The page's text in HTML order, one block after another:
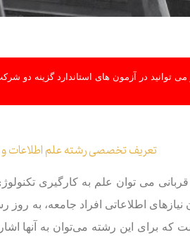
توانید در آزمون های استاندارد گزینه دو
تعریف تخصصی رشته علم
می توان علم به کارگیری
اطلاعاتی افراد جامعه، به روز
برای این رشته می‌توان به آنها